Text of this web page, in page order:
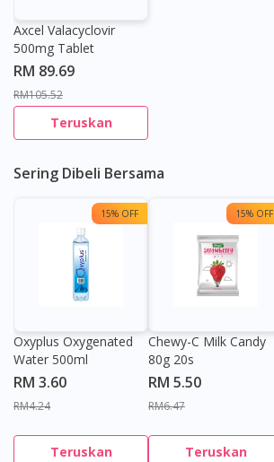
Axcel Valacyclovir
500mg Tablet
RM 89.69
RM105.52
Teruskan
Sering Dibeli Bersama
15% OFF
Oxyplus Oxygenated
Water 500ml
RM 3.60
RM4.24
Teruskan
15% OFF
Chewy-C Milk Candy
80g 20s
RM 5.50
RM6.47
Teruskan